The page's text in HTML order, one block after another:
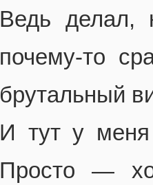
Ведь делал,
почему-то
брутальный
И тут у меня
Просто —